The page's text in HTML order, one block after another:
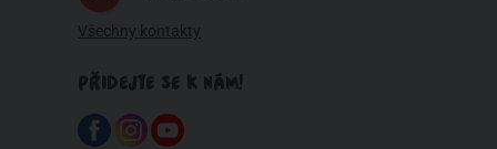
Všechny kontakty
PŘIDEJTE SE K NÁM!